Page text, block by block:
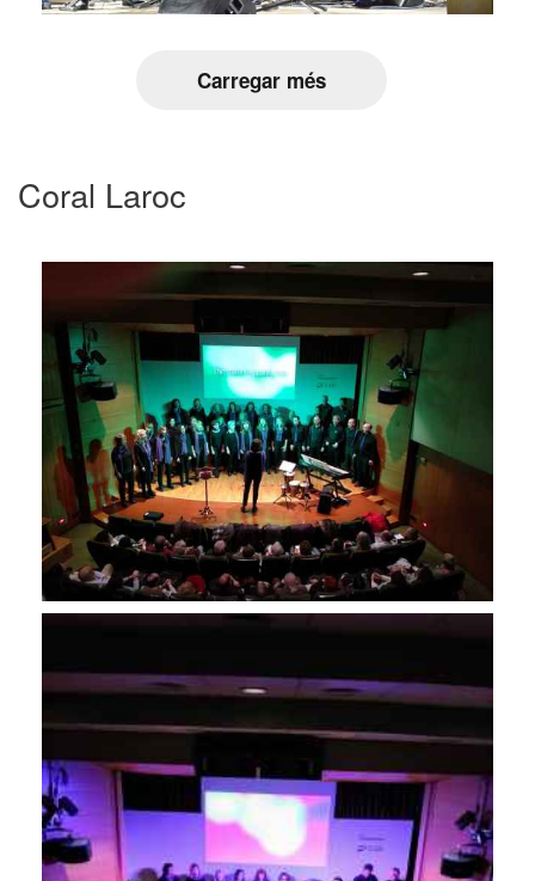
Carregar més
Coral Laroc